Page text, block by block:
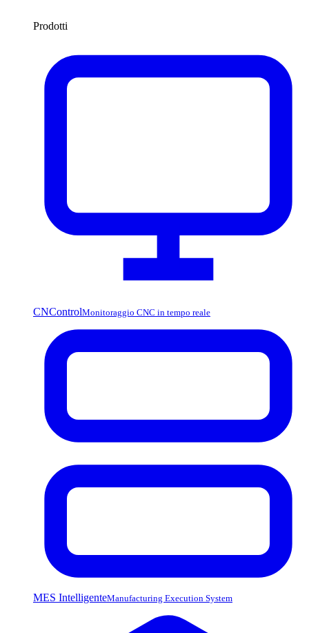
Prodotti
CNControlMonitoraggio CNC in tempo reale
MES IntelligenteManufacturing Execution System